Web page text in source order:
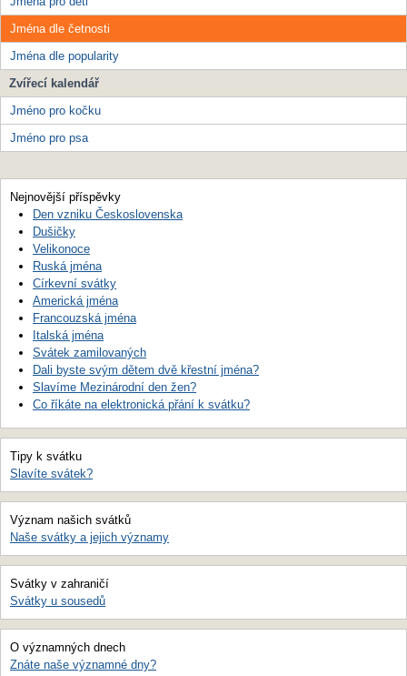
Jména dle četnosti
Jména dle popularity
Zvířecí kalendář
Jméno pro kočku
Jméno pro psa
Nejnovější příspěvky
Den vzniku Československa
Dušičky
Velikonoce
Ruská jména
Církevní svátky
Americká jména
Francouzská jména
Italská jména
Svátek zamilovaných
Dali byste svým dětem dvě křestní jména?
Slavíme Mezinárodní den žen?
Co říkáte na elektronická přání k svátku?
Tipy k svátku
Slavíte svátek?
Význam našich svátků
Naše svátky a jejich významy
Svátky v zahraničí
Svátky u sousedů
O významných dnech
Znáte naše významné dny?